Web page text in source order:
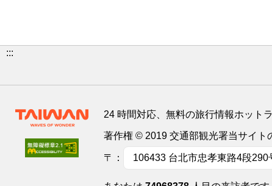
:::
24 時間対応、無料の旅行情報ホットラ
著作権 © 2019 交通部観光署当サイト
〒： 106433 台北市忠孝東路4段290